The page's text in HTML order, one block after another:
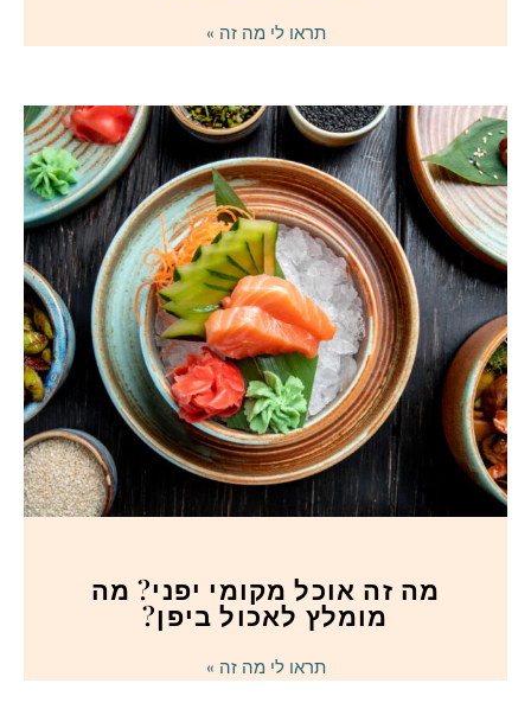
תראו לי מה זה »
מה זה אוכל מקומי יפני? מה
מומלץ לאכול ביפן?
תראו לי מה זה »